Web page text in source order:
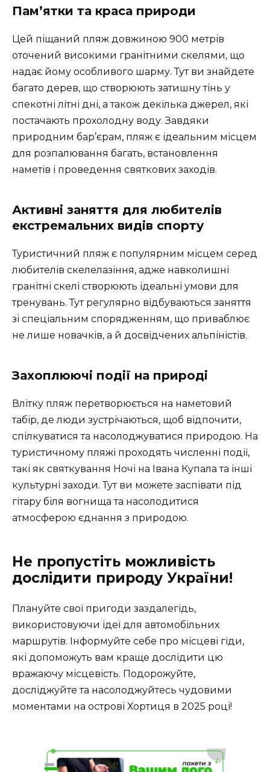
Пам’ятки та краса природи
Цей піщаний пляж довжиною 900 метрів
оточений високими гранітними скелями, що
надає йому особливого шарму. Тут ви знайдете
багато дерев, що створюють затишну тінь у
спекотні літні дні, а також декілька джерел, які
постачають прохолодну воду. Завдяки
природним бар’єрам, пляж є ідеальним місцем
для розпалювання багать, встановлення
наметів і проведення святкових заходів.
Активні заняття для любителів
екстремальних видів спорту
Туристичний пляж є популярним місцем серед
любителів скелелазіння, адже навколишні
гранітні скелі створюють ідеальні умови для
тренувань. Тут регулярно відбуваються заняття
зі спеціальним спорядженням, що приваблює
не лише новачків, а й досвідчених альпіністів.
Захоплюючі події на природі
Влітку пляж перетворюється на наметовий
табір, де люди зустрічаються, щоб відпочити,
спілкуватися та насолоджуватися природою. На
туристичному пляжі проходять численні події,
такі як святкування Ночі на Івана Купала та інші
культурні заходи. Тут ви можете заспівати під
гітару біля вогнища та насолодитися
атмосферою єднання з природою.
Не пропустіть можливість
дослідити природу України!
Плануйте свої пригоди заздалегідь,
використовуючи ідеї для автомобільних
маршрутів. Інформуйте себе про місцеві гіди,
які допоможуть вам краще дослідити цю
вражаючу місцевість. Подорожуйте,
досліджуйте та насолоджуйтесь чудовими
моментами на острові Хортиця в 2025 році!